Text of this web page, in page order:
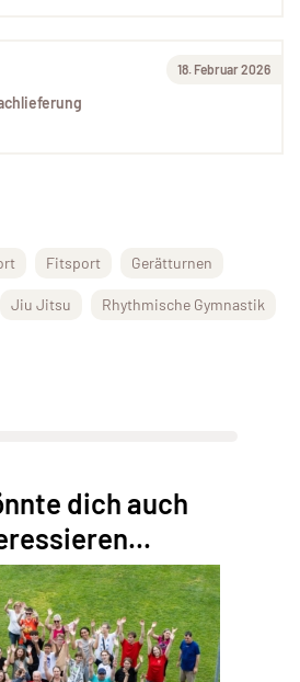
18. Februar 2026
Fitsport Gerätturnen
Jiu Jitsu Rhythmische Gymnastik
dich auch